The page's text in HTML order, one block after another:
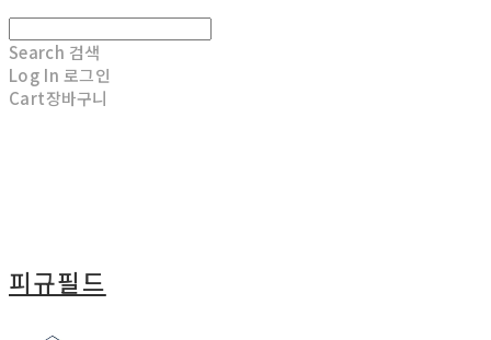
Search 검색
Log In 로그인
Cart장바구니
피규필드